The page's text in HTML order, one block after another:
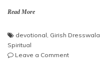
Read More
devotional, Girish Dresswala
Spiritual
Leave a Commenton